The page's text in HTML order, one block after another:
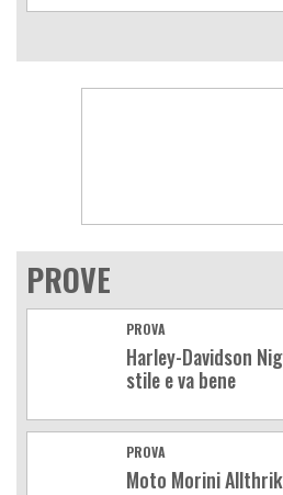
PROVE
PROVA
Harley-Davidson
stile e va bene
PROVA
Moto Morini